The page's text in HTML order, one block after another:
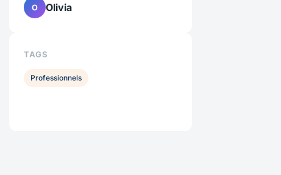
O Olivia
TAGS
Professionnels